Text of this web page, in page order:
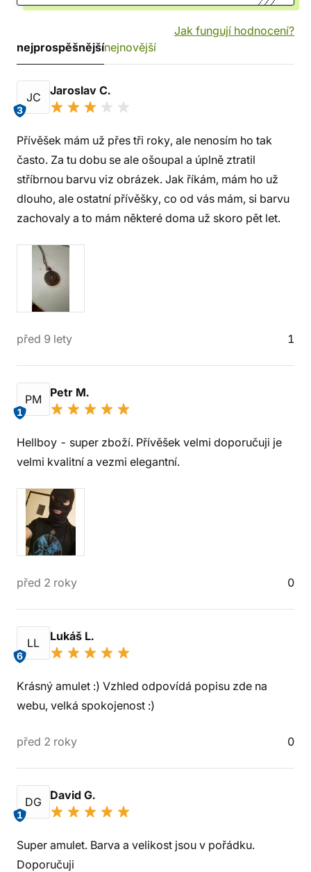
Jak fungují hodnocení?
nejprospěšnějšínejnovější
JC
3
Jaroslav C.
Přívěšek mám už přes tři roky, ale nenosím ho tak
často. Za tu dobu se ale ošoupal a úplně ztratil
stříbrnou barvu viz obrázek. Jak říkám, mám ho už
dlouho, ale ostatní přívěšky, co od vás mám, si barvu
zachovaly a to mám některé doma už skoro pět let.
před 9 lety 1
PM
1
Petr M.
Hellboy - super zboží. Přívěšek velmi doporučuji je
velmi kvalitní a vezmi elegantní.
před 2 roky 0
LL
6
Lukáš L.
Krásný amulet :) Vzhled odpovídá popisu zde na
webu, velká spokojenost :)
před 2 roky 0
DG
1
David G.
Super amulet. Barva a velikost jsou v pořádku.
Doporučuji